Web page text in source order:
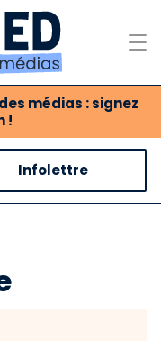
médias : signez
!
Infolettre